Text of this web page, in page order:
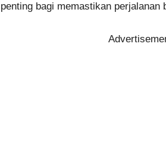
bagi memastikan perjalanan